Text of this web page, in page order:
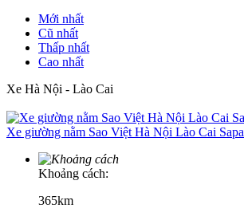
Mới nhất
Cũ nhất
Thấp nhất
Cao nhất
Xe Hà Nội - Lào Cai
Xe giường nằm Sao Việt Hà Nội Lào Cai Sapa
Khoảng cách:
365km